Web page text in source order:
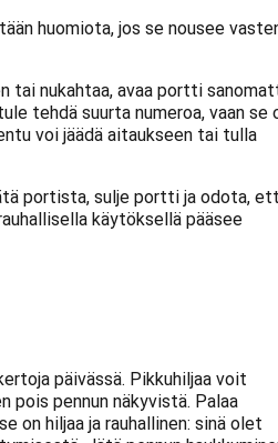
huomiota, jos se nousee
tai nukahtaa, avaa portti
tehdä suurta numeroa, vaan se
voi jäädä aitaukseen tai tulla
portista, sulje portti ja odota,
käytöksellä pääsee
päivässä. Pikkuhiljaa voit
pois pennun näkyvistä. Palaa
on hiljaa ja rauhallinen: sinä olet